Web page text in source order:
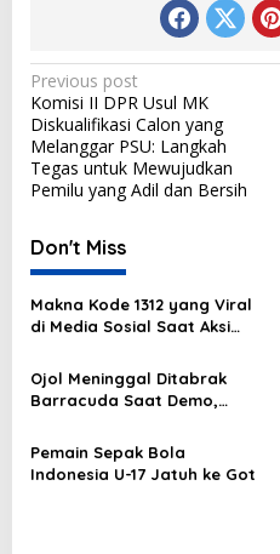
P
o
s
t
a
v
i
a
i
o
Previous post
Komisi II DPR Usul MK
Diskualifikasi Calon yang
Melanggar PSU: Langkah
Tegas untuk Mewujudkan
Pemilu yang Adil dan Bersih
Don't Miss
Makna Kode 1312 yang Viral
di Media Sosial Saat Aksi
Ojol Meninggal Ditabrak
Barracuda Saat Demo,
Berduka
Pemain Sepak Bola
Indonesia U-17 Jatuh ke Got